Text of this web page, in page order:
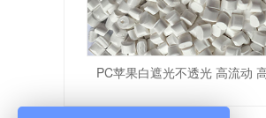
PC苹果白遮光不透光 高流动